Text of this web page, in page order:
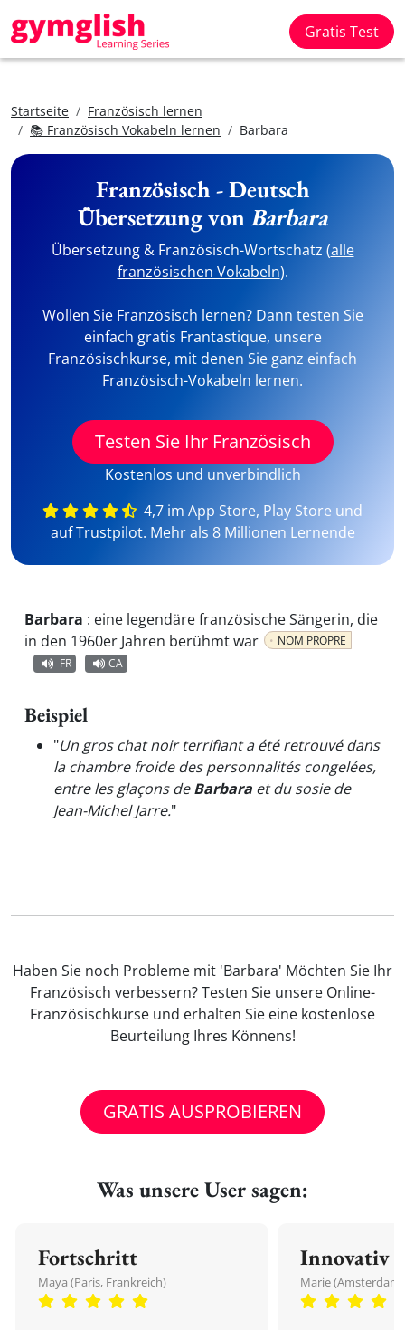
Gratis Test
Startseite
Französisch lernen
📚 Französisch Vokabeln lernen
Barbara
Französisch - Deutsch
Übersetzung vonBarbara
Übersetzung & Französisch-Wortschatz (alle
französischen Vokabeln).
Wollen Sie Französisch lernen? Dann testen Sie
einfach gratis Frantastique, unsere
Französischkurse, mit denen Sie ganz einfach
Französisch-Vokabeln lernen.
Testen Sie Ihr Französisch
Kostenlos und unverbindlich
4,7 im App Store, Play Store und
auf Trustpilot. Mehr als 8 Millionen Lernende
Barbara : eine legendäre französische Sängerin, die
in den 1960er Jahren berühmt war
NOM PROPRE
FR
CA
Beispiel
"Un gros chat noir terrifiant a été retrouvé dans
la chambre froide des personnalités congelées,
entre les glaçons deBarbara et du sosie de
Jean-Michel Jarre."
Haben Sie noch Probleme mit 'Barbara' Möchten Sie Ihr
Französisch verbessern? Testen Sie unsere Online-
Französischkurse und erhalten Sie eine kostenlose
Beurteilung Ihres Könnens!
GRATIS AUSPROBIEREN
Was unsere User sagen:
Fortschritt
Maya (Paris, Frankreich)
Innovativ
Marie